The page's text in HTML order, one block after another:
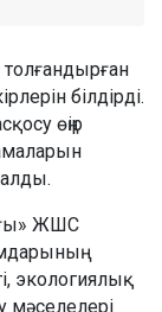
білдірді.
өңір
ЖШС
экологиялық
мәселелері